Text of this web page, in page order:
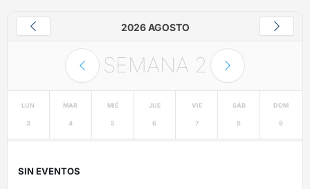
2026 AGOSTO
SEMANA 2
LUN
3
MAR
4
MIÉ
5
JUE
6
VIE
7
SÁB
8
DOM
9
SIN EVENTOS